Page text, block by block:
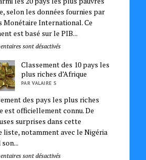
selon les données fournies par
Monétaire International. Ce
est basé sur le PIB...
sont désactivés
Classement des 10 pays les
plus riches d’Afrique
PAR VALAIRE S
des pays les plus riches
est officiellement connu. De
surprises dans cette
liste, notamment avec le Nigéria
sont désactivés